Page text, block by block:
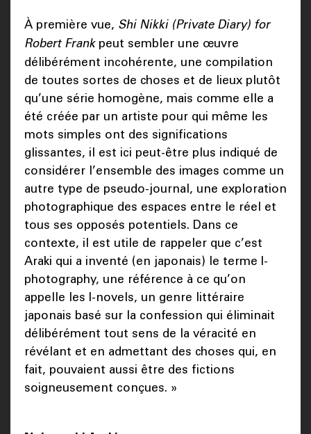
À première vue, Shi Nikki (Private Diary) for
Robert Frank peut sembler une œuvre
délibérément incohérente, une compilation
de toutes sortes de choses et de lieux plutôt
qu’une série homogène, mais comme elle a
été créée par un artiste pour qui même les
mots simples ont des significations
glissantes, il est ici peut-être plus indiqué de
considérer l’ensemble des images comme un
autre type de pseudo-journal, une exploration
photographique des espaces entre le réel et
tous ses opposés potentiels. Dans ce
contexte, il est utile de rappeler que c’est
Araki qui a inventé (en japonais) le terme I-
photography, une référence à ce qu’on
appelle les I-novels, un genre littéraire
japonais basé sur la confession qui éliminait
délibérément tout sens de la véracité en
révélant et en admettant des choses qui, en
fait, pouvaient aussi être des fictions
soigneusement conçues. »